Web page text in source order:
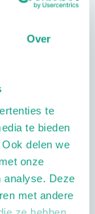
Over
te
te bieden
delen we
onze
analyse. Deze
met andere